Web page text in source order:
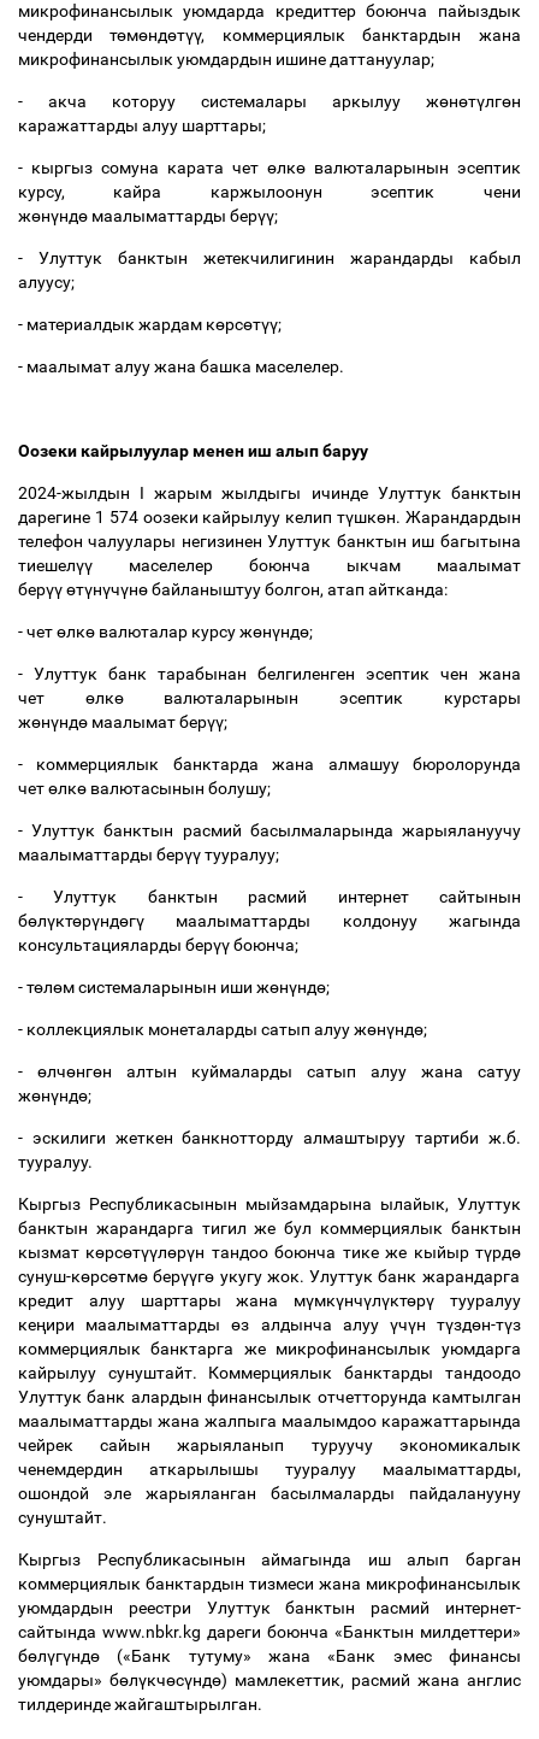
микрофинансылык уюмдарда кредиттер боюнча пайыздык
чендерди төмөндөтүү, коммерциялык банктардын жана
микрофинансылык уюмдардын ишине даттануулар;
- акча которуу системалары аркылуу жөнөтүлгөн
каражаттарды алуу шарттары;
- кыргыз сомуна карата чет өлкө валюталарынын эсептик
курсу, кайра каржылоонун эсептик чени
жөнүндө маалыматтарды берүү;
- Улуттук банктын жетекчилигинин жарандарды кабыл
алуусу;
- материалдык жардам көрсөтүү;
- маалымат алуу жана башка маселелер.
Оозеки кайрылуулар менен иш алып баруу
2024-жылдын I жарым жылдыгы ичинде Улуттук банктын
дарегине 1 574 оозеки кайрылуу келип түшкөн. Жарандардын
телефон чалуулары негизинен Улуттук банктын иш багытына
тиешелүү маселелер боюнча ыкчам маалымат
берүүөтүнүчүнөбайланыштуу болгон, атап айтканда:
- четөлкө валюталар курсу жөнүндө;
- Улуттук банк тарабынан белгиленген эсептик чен жана
чет өлкөвалюталарынын эсептик курстары
жөнүндө маалымат берүү;
- коммерциялык банктарда жана алмашуу бюролорунда
четөлкө валютасынын болушу;
- Улуттук банктын расмий басылмаларында жарыялануучу
маалыматтарды берүүтууралуу;
- Улуттук банктын расмий интернет сайтынын
бөлүктөрүндөгү маалыматтарды колдонуу жагында
консультацияларды берүүбоюнча;
- төлөм системаларынын иши жөнүндө;
- коллекциялык монеталарды сатып алуу жөнүндө;
- өлчөнгөн алтын куймаларды сатып алуу жана сатуу
жөнүндө;
- эскилиги жеткен банкнотторду алмаштыруу тартиби ж.б.
тууралуу.
Кыргыз Республикасынын мыйзамдарына ылайык, Улуттук
банктын жарандарга тигил же бул коммерциялык банктын
кызмат көрсөтүүлөрүн тандоо боюнча тике же кыйыр түрдө
сунуш-көрсөтмө берүүгө укугу жок. Улуттук банк жарандарга
кредит алуу шарттары жана мүмкүнчүлүктөрү тууралуу
кеңири маалыматтардыөз алдынча алуу үчүн түздөн-түз
коммерциялык банктарга же микрофинансылык уюмдарга
кайрылуу сунуштайт. Коммерциялык банктарды тандоодо
Улуттук банк алардын финансылык отчетторунда камтылган
маалыматтарды жана жалпыга маалымдоо каражаттарында
чейрек сайын жарыяланып туруучу экономикалык
ченемдердин аткарылышы тууралуу маалыматтарды,
ошондой эле жарыяланган басылмаларды пайдаланууну
сунуштайт.
Кыргыз Республикасынын аймагында иш алып барган
коммерциялык банктардын тизмеси жана микрофинансылык
уюмдардын реестри Улуттук банктын расмий интернет-
сайтында www.nbkr.kg дареги боюнча «Банктын милдеттери»
бөлүгүндө («Банк тутуму» жана «Банк эмес финансы
уюмдары» бөлүкчөсүндө) мамлекеттик, расмий жана англис
тилдеринде жайгаштырылган.